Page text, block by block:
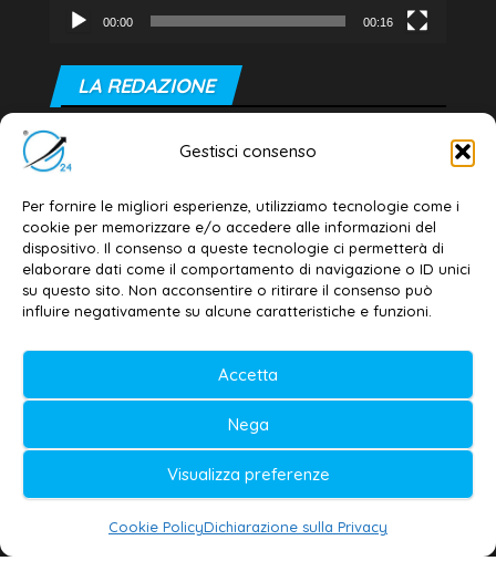
Gestisci consenso
Per fornire le migliori esperienze, utilizziamo tecnologie come i
cookie per memorizzare e/o accedere alle informazioni del
dispositivo. Il consenso a queste tecnologie ci permetterà di
elaborare dati come il comportamento di navigazione o ID unici
su questo sito. Non acconsentire o ritirare il consenso può
influire negativamente su alcune caratteristiche e funzioni.
Accetta
Nega
Visualizza preferenze
Cookie PolicyDichiarazione sulla Privacy
00:00 00:16
LA REDAZIONE
Editore e direttore responsabile:
Dott. Daniele G. Masciullo
Email: redazione@galatina24.it
Contatti –Disclaimer
Privacy policy –Cookie policy
Testata iscritta al n. 11/2020 Registro della
Stampa Tribunale di Lecce
Editore e direttore responsabile:
Daniele G. Masciullo